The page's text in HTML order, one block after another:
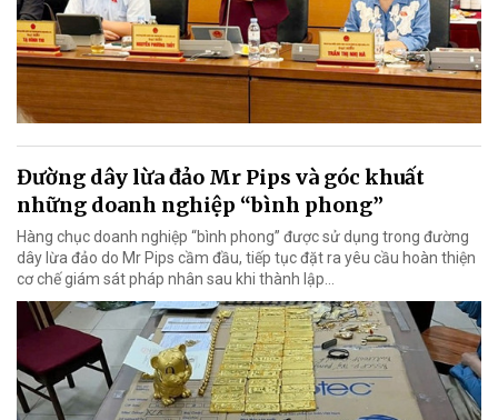
Đường dây lừa đảo Mr Pips và góc khuất
những doanh nghiệp “bình phong”
Hàng chục doanh nghiệp “bình phong” được sử dụng trong đường
dây lừa đảo do Mr Pips cầm đầu, tiếp tục đặt ra yêu cầu hoàn thiện
cơ chế giám sát pháp nhân sau khi thành lập…